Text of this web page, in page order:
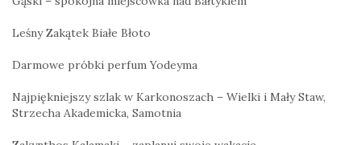
Leśny Zakątek Białe Błoto
Darmowe próbki perfum Yodeyma
Najpiękniejszy szlak w Karkonoszach – Wielki i Mały Staw,
Strzecha Akademicka, Samotnia